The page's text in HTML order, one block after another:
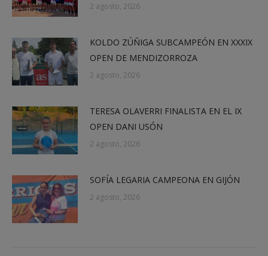
2 agosto, 2026
KOLDO ZÚÑIGA SUBCAMPEÓN EN XXXIX
OPEN DE MENDIZORROZA
2 agosto, 2026
TERESA OLAVERRI FINALISTA EN EL IX
OPEN DANI USÓN
2 agosto, 2026
SOFÍA LEGARIA CAMPEONA EN GIJÓN
2 agosto, 2026